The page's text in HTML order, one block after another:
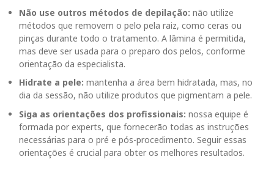
Não use outros métodos de depilação: não utilize
métodos que removem o pelo pela raiz, como ceras ou
pinças durante todo o tratamento. A lâmina é permitida,
mas deve ser usada para o preparo dos pelos, conforme
orientação da especialista.
Hidrate a pele: mantenha a área bem hidratada, mas, no
dia da sessão, não utilize produtos que pigmentam a pele.
Siga as orientações dos profissionais: nossa equipe é
formada por experts, que fornecerão todas as instruções
necessárias para o pré e pós-procedimento. Seguir essas
orientações é crucial para obter os melhores resultados.